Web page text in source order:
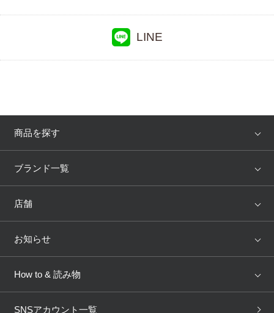
LINE
商品を探す
アイテム
トピックス
ブランド一覧
WACOAL
AMPHI une nana cool
店舗
店舗を探す
ブラ無料診断
お知らせ
新着情報
How to & 読み物
下着の基礎知識
SNSアカウント一覧